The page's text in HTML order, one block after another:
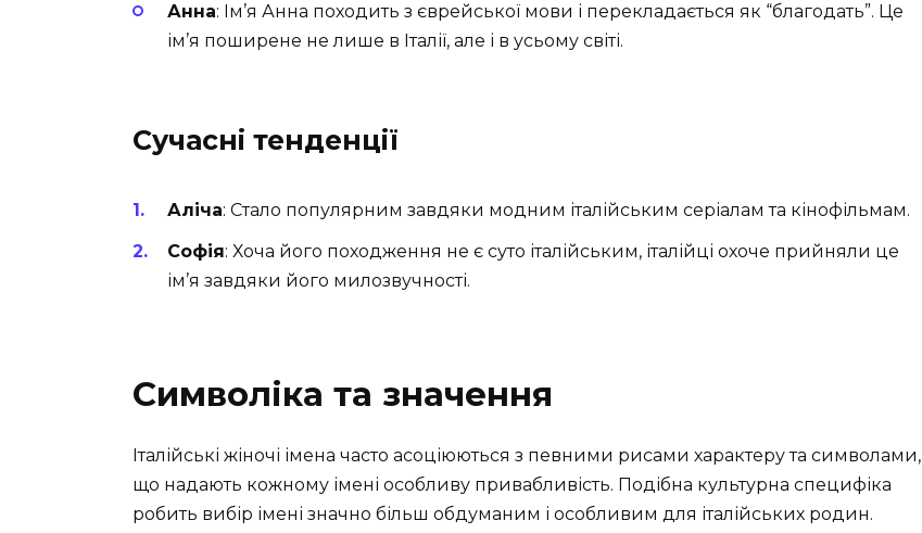
Анна: Ім’я Анна походить з єврейської мови і перекладається як “благодать”. Це
ім’я поширене не лише в Італії, але і в усьому світі.
Сучасні тенденції
Аліча: Стало популярним завдяки модним італійським серіалам та кінофільмам.
Софія: Хоча його походження не є суто італійським, італійці охоче прийняли це
ім’я завдяки його милозвучності.
Символіка та значення
Італійські жіночі імена часто асоціюються з певними рисами характеру та символами,
що надають кожному імені особливу привабливість. Подібна культурна специфіка
робить вибір імені значно більш обдуманим і особливим для італійських родин.